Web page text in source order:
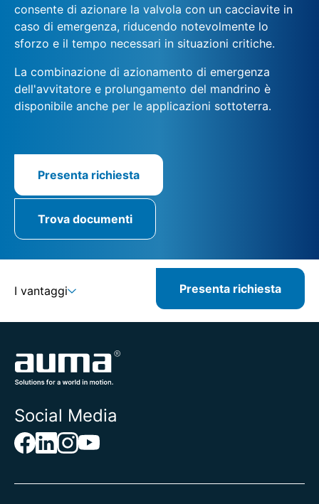
consente di azionare la valvola con un cacciavite in
caso di emergenza, riducendo notevolmente lo
sforzo e il tempo necessari in situazioni critiche.
La combinazione di azionamento di emergenza
dell'avvitatore e prolungamento del mandrino è
disponibile anche per le applicazioni sottoterra.
Presenta richiesta
Trova documenti
I vantaggi Presenta richiesta
Social Media